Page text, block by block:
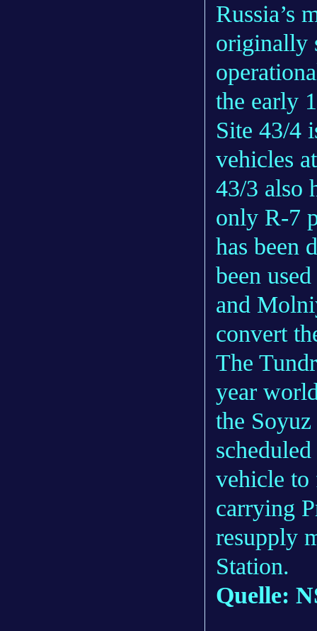
Russia’s
originally
the early
Site 43/4
vehicles
43/3 also
only R-7
has been
been
and
convert
The
year
the
vehicle to
carrying
resupply
Station.
Quelle: